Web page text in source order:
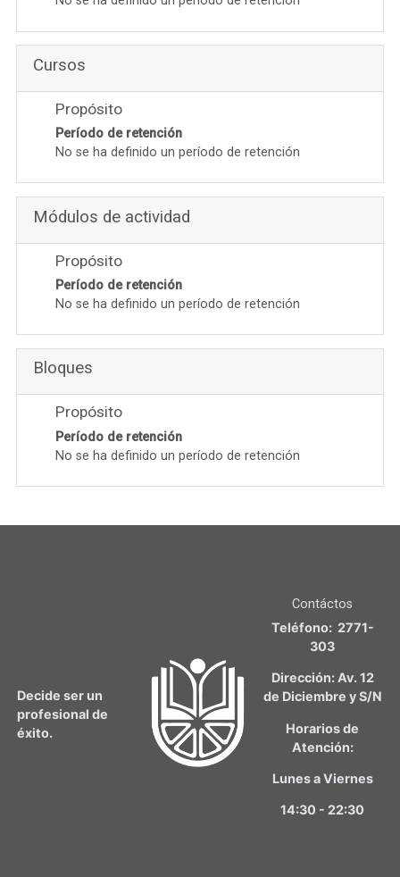
Cursos
Propósito
Período de retención
No se ha definido un período de retención
Módulos de actividad
Propósito
Período de retención
No se ha definido un período de retención
Bloques
Propósito
Período de retención
No se ha definido un período de retención
Decide ser un
profesional de
éxito.
Contáctos
Teléfono: 2771-
303
Dirección: Av. 12
de Diciembre y S/N
Horarios de
Atención:
Lunes a Viernes
14:30 - 22:30